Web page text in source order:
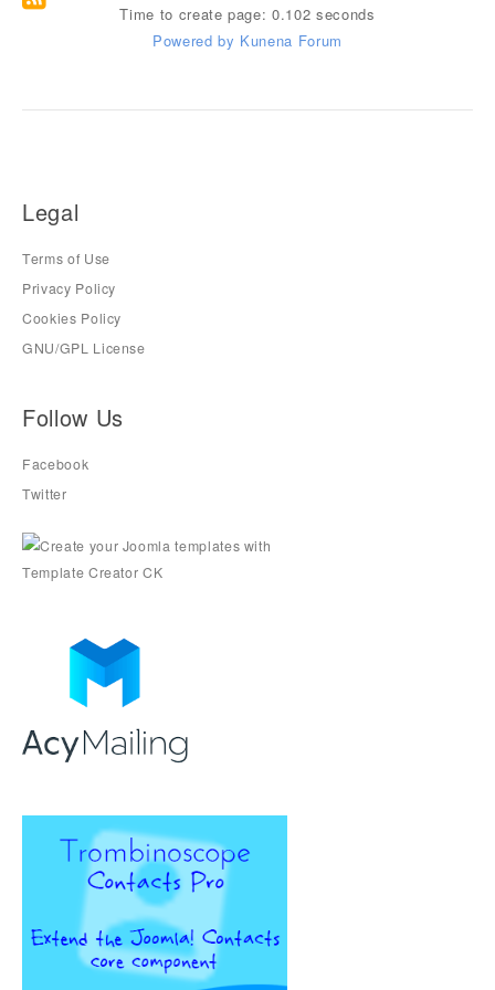
Time to create page: 0.102 seconds
Powered by Kunena Forum
Legal
Terms of Use
Privacy Policy
Cookies Policy
GNU/GPL License
Follow Us
Facebook
Twitter